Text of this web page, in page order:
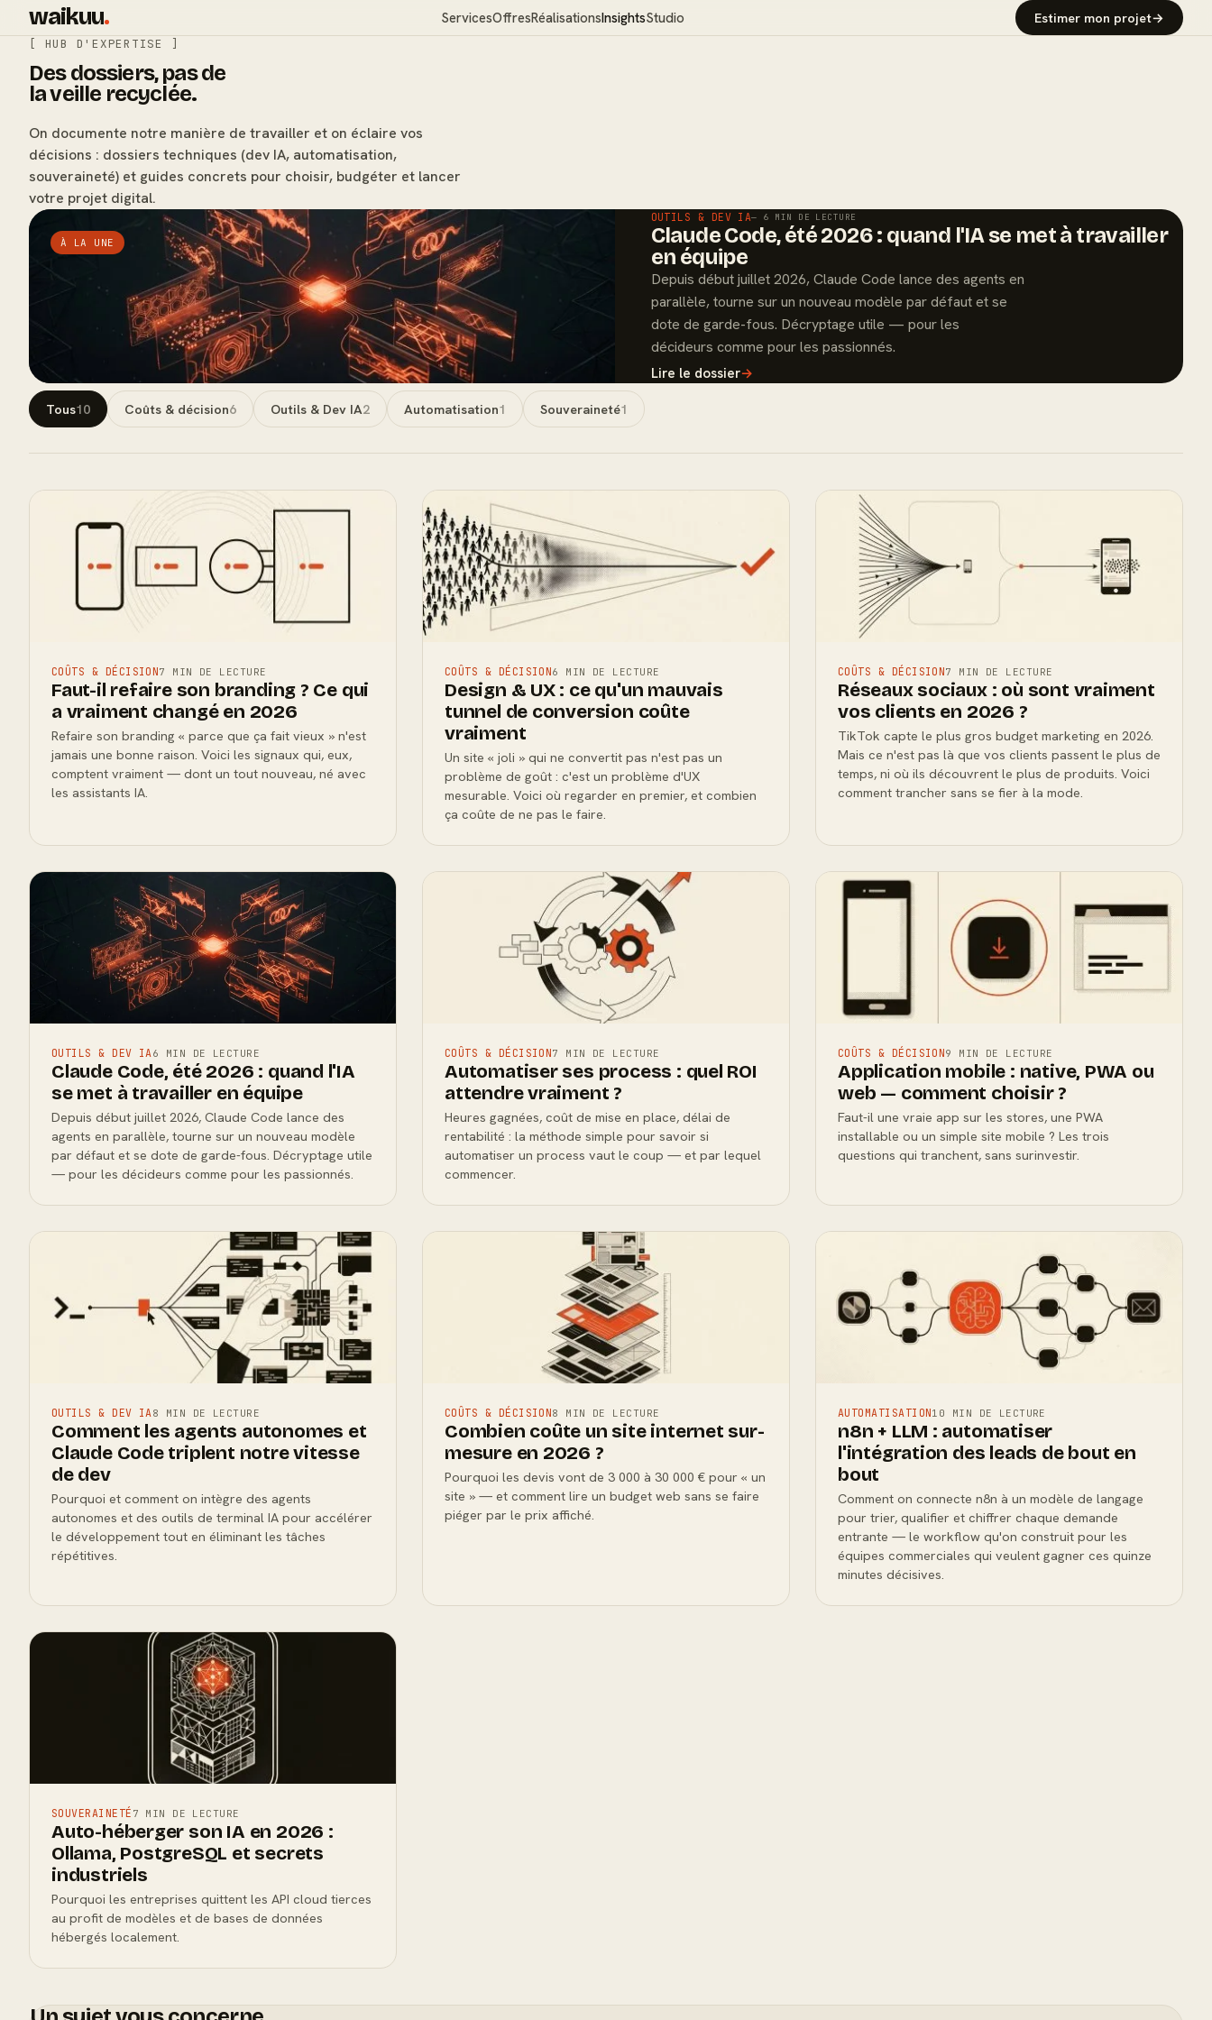
waikuu. ServicesOffresRéalisationsInsightsStudio Estimer mon projet→
[ HUB D'EXPERTISE ]
Des dossiers, pas de
la veille recyclée.
On documente notre manière de travailler et on éclaire vos
décisions : dossiers techniques (dev IA, automatisation,
souveraineté) et guides concrets pour choisir, budgéter et lancer
votre projet digital.
À LA UNE
OUTILS & DEV IA— 6 MIN DE LECTURE
Claude Code, été 2026 : quand l'IA se met à travailler
en équipe
Depuis début juillet 2026, Claude Code lance des agents en
parallèle, tourne sur un nouveau modèle par défaut et se
dote de garde-fous. Décryptage utile — pour les
décideurs comme pour les passionnés.
Lire le dossier→
Tous10 Coûts & décision6 Outils & Dev IA2 Automatisation1 Souveraineté1
COÛTS & DÉCISION7 MIN DE LECTURE
Faut-il refaire son branding ? Ce qui
a vraiment changé en 2026
Refaire son branding « parce que ça fait vieux » n'est
jamais une bonne raison. Voici les signaux qui, eux,
comptent vraiment — dont un tout nouveau, né avec
les assistants IA.
COÛTS & DÉCISION6 MIN DE LECTURE
Design & UX : ce qu'un mauvais
tunnel de conversion coûte
vraiment
Un site « joli » qui ne convertit pas n'est pas un
problème de goût : c'est un problème d'UX
mesurable. Voici où regarder en premier, et combien
ça coûte de ne pas le faire.
COÛTS & DÉCISION7 MIN DE LECTURE
Réseaux sociaux : où sont vraiment
vos clients en 2026 ?
TikTok capte le plus gros budget marketing en 2026.
Mais ce n'est pas là que vos clients passent le plus de
temps, ni où ils découvrent le plus de produits. Voici
comment trancher sans se fier à la mode.
OUTILS & DEV IA6 MIN DE LECTURE
Claude Code, été 2026 : quand l'IA
se met à travailler en équipe
Depuis début juillet 2026, Claude Code lance des
agents en parallèle, tourne sur un nouveau modèle
par défaut et se dote de garde-fous. Décryptage utile
— pour les décideurs comme pour les passionnés.
COÛTS & DÉCISION7 MIN DE LECTURE
Automatiser ses process : quel ROI
attendre vraiment ?
Heures gagnées, coût de mise en place, délai de
rentabilité : la méthode simple pour savoir si
automatiser un process vaut le coup — et par lequel
commencer.
COÛTS & DÉCISION9 MIN DE LECTURE
Application mobile : native, PWA ou
web — comment choisir ?
Faut-il une vraie app sur les stores, une PWA
installable ou un simple site mobile ? Les trois
questions qui tranchent, sans surinvestir.
OUTILS & DEV IA8 MIN DE LECTURE
Comment les agents autonomes et
Claude Code triplent notre vitesse
de dev
Pourquoi et comment on intègre des agents
autonomes et des outils de terminal IA pour accélérer
le développement tout en éliminant les tâches
répétitives.
COÛTS & DÉCISION8 MIN DE LECTURE
Combien coûte un site internet sur-
mesure en 2026 ?
Pourquoi les devis vont de 3 000 à 30 000 € pour « un
site » — et comment lire un budget web sans se faire
piéger par le prix affiché.
AUTOMATISATION10 MIN DE LECTURE
n8n + LLM : automatiser
l'intégration des leads de bout en
bout
Comment on connecte n8n à un modèle de langage
pour trier, qualifier et chiffrer chaque demande
entrante — le workflow qu'on construit pour les
équipes commerciales qui veulent gagner ces quinze
minutes décisives.
SOUVERAINETÉ 7 MIN DE LECTURE
Auto-héberger son IA en 2026 :
Ollama, PostgreSQL et secrets
industriels
Pourquoi les entreprises quittent les API cloud tierces
au profit de modèles et de bases de données
hébergés localement.